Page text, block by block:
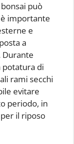
può
importante
e
a
potatura di
rami secchi
evitare
periodo, in
il riposo